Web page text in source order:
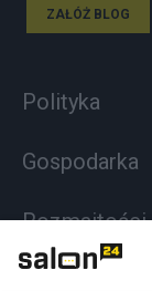
ZAŁÓŻ BLOG
Polityka
Gospodarka
Rozmaitości